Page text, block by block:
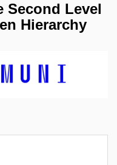
Second Level
Hierarchy